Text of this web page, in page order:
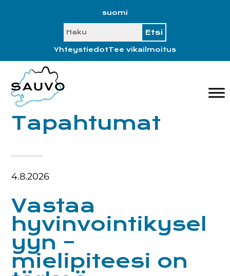
alatunnisteeseen
suomi
SEARCH
YhteystiedotTee vikailmoitus
Tapahtumat
4.8.2026
Vastaa
hyvinvointikysel
yyn –
mielipiteesi on